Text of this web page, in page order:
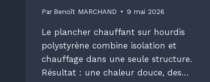
Par Benoît MARCHAND 9 mai 2026
Le plancher chauffant sur hourdis
polystyrène combine isolation et
chauffage dans une seule structure.
Résultat : une chaleur douce, des…